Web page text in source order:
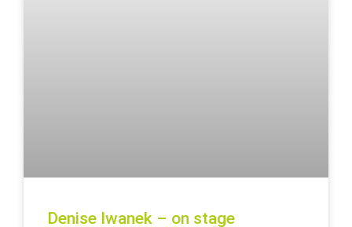
Denise Iwanek – on stage